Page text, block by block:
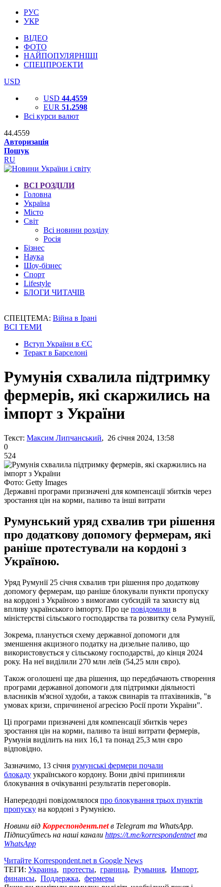
РУС
УКР
ВІДЕО
ФОТО
НАЙПОПУЛЯРНІШІ
СПЕЦПРОЕКТИ
USD
USD 44.4559
EUR 51.2598
Всі курси валют
44.4559
Авторизація
Пошук
RU
ВСІ РОЗДІЛИ
Головна
Україна
Місто
Світ
Всі новини розділу
Росія
Бізнес
Наука
Шоу-бізнес
Спорт
Lifestyle
БЛОГИ ЧИТАЧІВ
СПЕЦТЕМА: Війна в Ірані
ВСІ ТЕМИ
Вступ України в ЄС
Теракт в Барселоні
Румунія схвалила підтримку
фермерів, які скаржились на
імпорт з України
Текст: Максим Липчанський, 26 січня 2024, 13:58
0
524
Фото: Getty Images
Державні програми призначені для компенсації збитків через
зростання цін на корми, паливо та інші витрати
Румунський уряд схвалив три рішення
про додаткову допомогу фермерам, які
раніше протестували на кордоні з
Україною.
Уряд Румунії 25 січня схвалив три рішення про додаткову
допомогу фермерам, що раніше блокували пункти пропуску
на кордоні з Україною з вимогами субсидій та захисту від
впливу українського імпорту. Про це повідомили в
міністерстві сільського господарства та розвитку села Румунії,
Зокрема, планується схему державної допомоги для
зменшення акцизного податку на дизельне паливо, що
використовується у сільському господарстві, до кінця 2024
року. На неї виділили 270 млн леїв (54,25 млн євро).
Також оголошені ще два рішення, що передбачають створення
програми державної допомоги для підтримки діяльності
власників м'ясної худоби, а також свинарів та птахівників, "в
умовах кризи, спричиненої агресією Росії проти України".
Ці програми призначені для компенсації збитків через
зростання цін на корми, паливо та інші витрати фермерів,
Румунія виділить на них 16,1 та понад 25,3 млн євро
відповідно.
Зазначимо, 13 січня румунські фермери почали
блокаду українського кордону. Вони двічі припиняли
блокування в очікуванні результатів переговорів.
Напередодні повідомлялося про блокування трьох пунктів
пропуску на кордоні з Румунією.
Новини від Корреспондент.netв Telegram та WhatsApp.
Підписуйтесь на наші канали https://t.me/korrespondentnetта
WhatsApp
Читайте Korrespondent.net в Google News
ТЕГИ: Украина, протесты, граница, Румыния, Импорт,
финансы, Поддержка, фермеры